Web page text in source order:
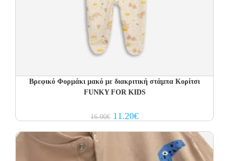
Βρεφικό Φορμάκι μακό με διακριτική στάμπα Κορίτσι
FUNKY FOR KIDS
16.00€ Original
price
11.20€Current
price